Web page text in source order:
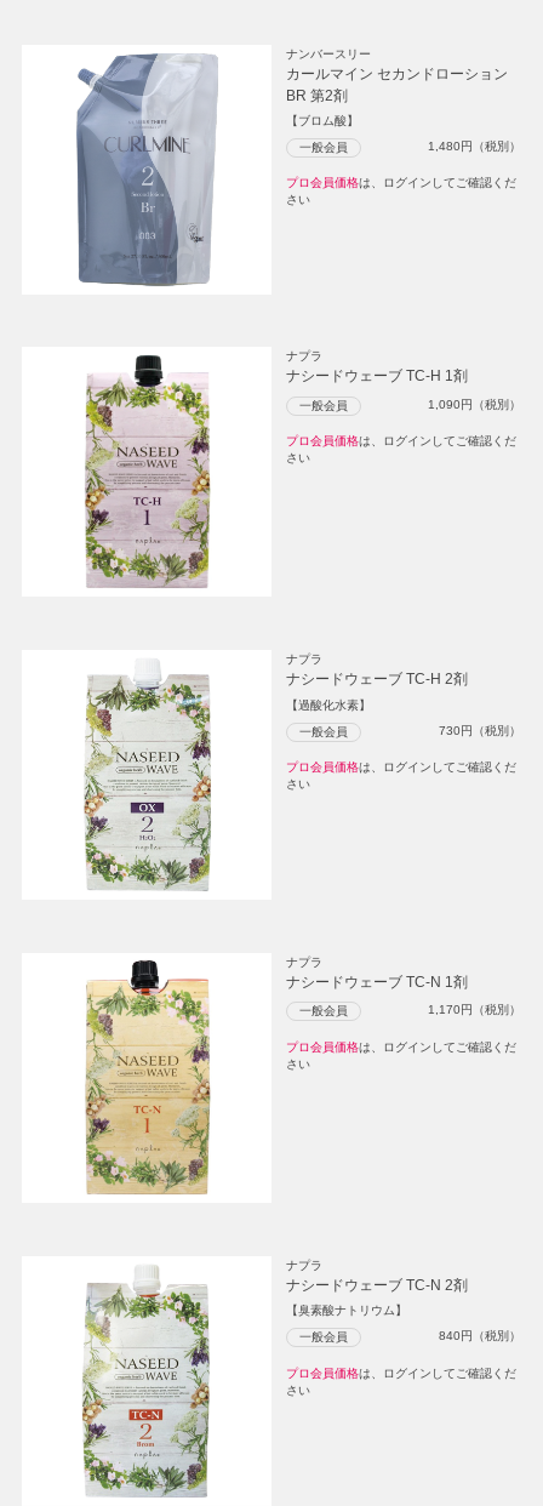
ナンバースリー
カールマイン セカンドローション
BR 第2剤
【ブロム酸】
一般会員 1,480円（税別）
プロ会員価格は、ログインしてご確認くだ
さい
ナプラ
ナシードウェーブ TC-H 1剤
一般会員 1,090円（税別）
プロ会員価格は、ログインしてご確認くだ
さい
ナプラ
ナシードウェーブ TC-H 2剤
【過酸化水素】
一般会員 730円（税別）
プロ会員価格は、ログインしてご確認くだ
さい
ナプラ
ナシードウェーブ TC-N 1剤
一般会員 1,170円（税別）
プロ会員価格は、ログインしてご確認くだ
さい
ナプラ
ナシードウェーブ TC-N 2剤
【臭素酸ナトリウム】
一般会員 840円（税別）
プロ会員価格は、ログインしてご確認くだ
さい